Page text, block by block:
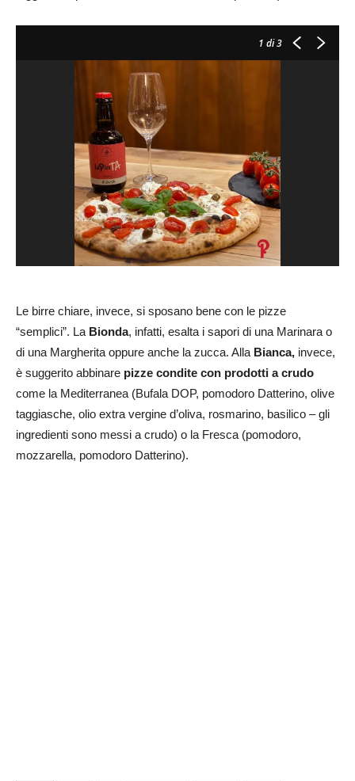
1 di 3
Le birre chiare, invece, si sposano bene con le pizze
“semplici”. La Bionda, infatti, esalta i sapori di una Marinara o
di una Margherita oppure anche la zucca. Alla Bianca, invece,
è suggerito abbinare pizze condite con prodotti a crudo
come la Mediterranea (Bufala DOP, pomodoro Datterino, olive
taggiasche, olio extra vergine d’oliva, rosmarino, basilico – gli
ingredienti sono messi a crudo) o la Fresca (pomodoro,
mozzarella, pomodoro Datterino).